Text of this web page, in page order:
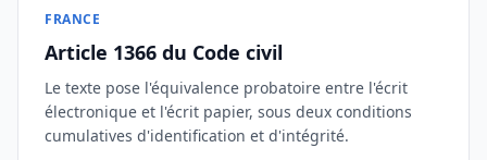
FRANCE
Article 1366 du Code civil
Le texte pose l'équivalence probatoire entre l'écrit
électronique et l'écrit papier, sous deux conditions
cumulatives d'identification et d'intégrité.